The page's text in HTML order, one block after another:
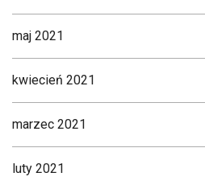
maj 2021
kwiecień 2021
marzec 2021
luty 2021